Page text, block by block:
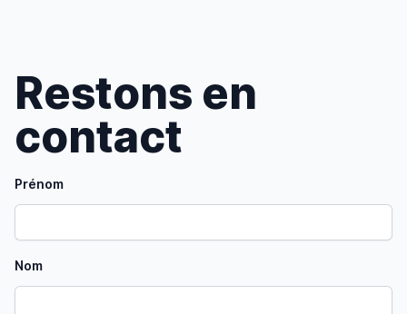
Restons en
contact
Prénom
Nom